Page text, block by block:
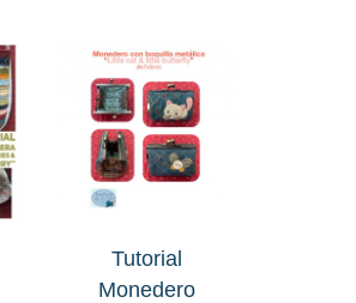
Tutorial
Monedero